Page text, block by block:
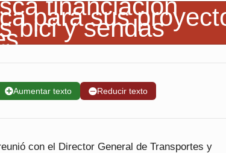
➕Aumentar texto ➖Reducir texto
con el Director General de Transportes y